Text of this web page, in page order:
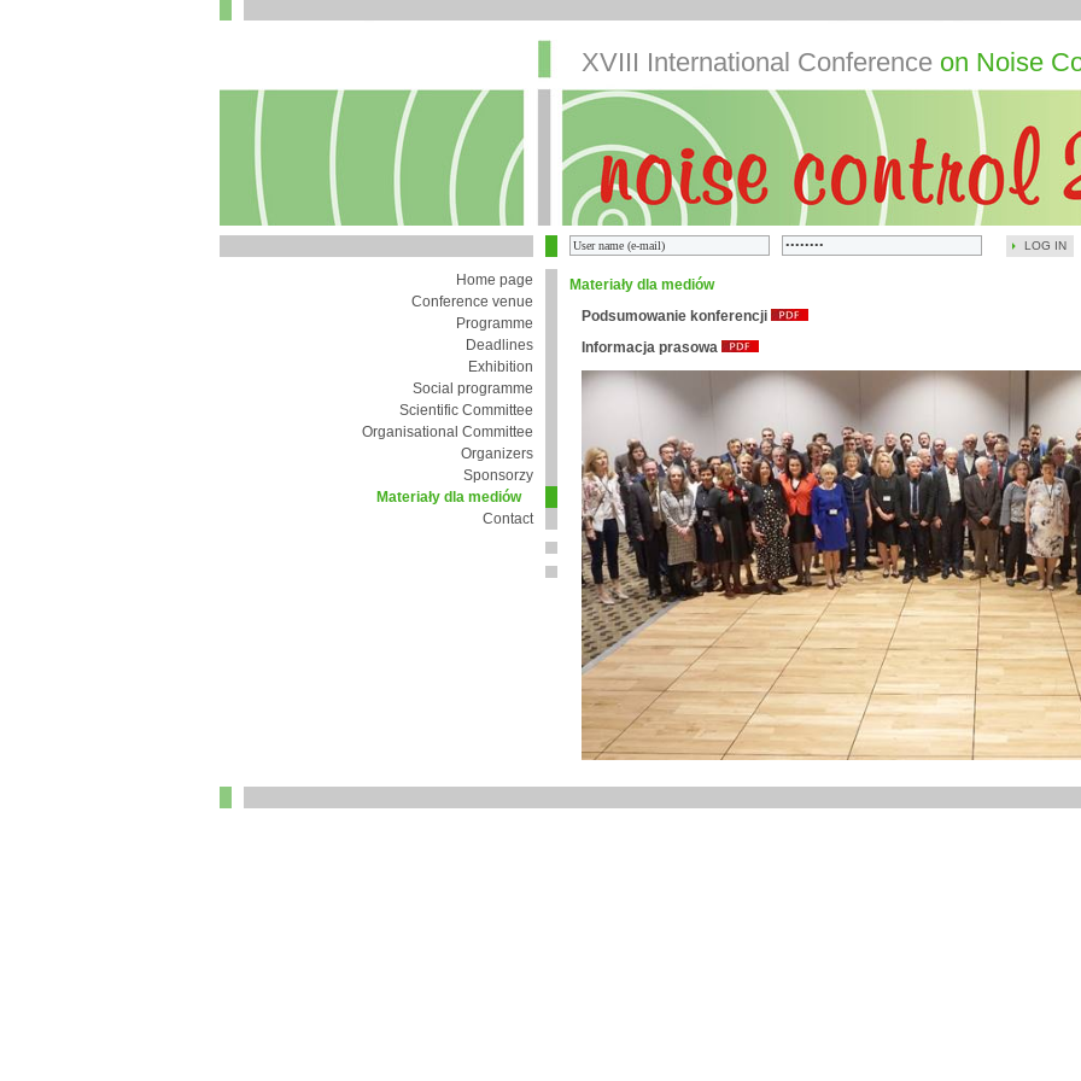
LOG IN
XVIII International Conference on Noise
Home page
Conference venue
Programme
Deadlines
Exhibition
Social programme
Scientific Committee
Organisational Committee
Organizers
Sponsorzy
Materiały dla mediów
Contact
Materiały dla mediów
Podsumowanie konferencji
Informacja prasowa